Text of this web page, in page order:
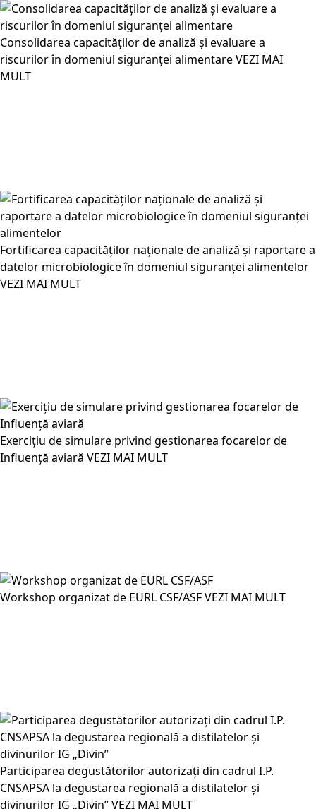
Consolidarea capacităților de analiză și evaluare a
riscurilor în domeniul siguranței alimentareVEZI MAI
MULT
Fortificarea capacităților naționale de analiză și raportare a
datelor microbiologice în domeniul siguranței alimentelor
VEZI MAI MULT
Exercițiu de simulare privind gestionarea focarelor de
Influență aviară VEZI MAI MULT
Workshop organizat de EURL CSF/ASFVEZI MAI MULT
Participarea degustătorilor autorizați din cadrul I.P.
CNSAPSA la degustarea regională a distilatelor și
divinurilor IG „Divin”VEZI MAI MULT